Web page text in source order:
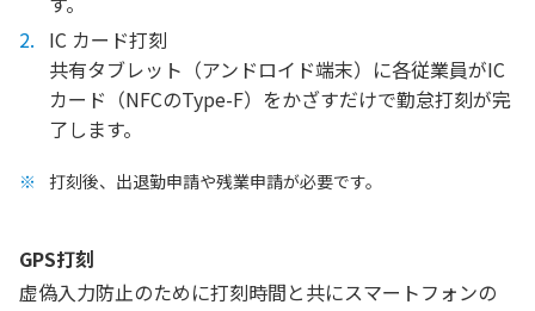
IC カード打刻
共有タブレット（アンドロイド端末）に各従業員がIC
カード（NFCのType-F）をかざすだけで勤怠打刻が完
了します。
打刻後、出退勤申請や残業申請が必要です。
GPS打刻
虚偽入力防止のために打刻時間と共にスマートフォンの